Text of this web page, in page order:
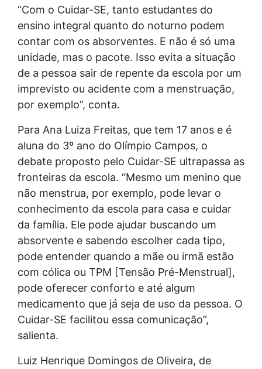
“Com o Cuidar-SE, tanto estudantes do
ensino integral quanto do noturno podem
contar com os absorventes. E não é só uma
unidade, mas o pacote. Isso evita a situação
de a pessoa sair de repente da escola por um
imprevisto ou acidente com a menstruação,
por exemplo”, conta.
Para Ana Luiza Freitas, que tem 17 anos e é
aluna do 3º ano do Olímpio Campos, o
debate proposto pelo Cuidar-SE ultrapassa as
fronteiras da escola. “Mesmo um menino que
não menstrua, por exemplo, pode levar o
conhecimento da escola para casa e cuidar
da família. Ele pode ajudar buscando um
absorvente e sabendo escolher cada tipo,
pode entender quando a mãe ou irmã estão
com cólica ou TPM [Tensão Pré-Menstrual],
pode oferecer conforto e até algum
medicamento que já seja de uso da pessoa. O
Cuidar-SE facilitou essa comunicação”,
salienta.
Luiz Henrique Domingos de Oliveira, de